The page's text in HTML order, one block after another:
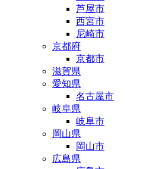
芦屋市
西宮市
尼崎市
京都府
京都市
滋賀県
愛知県
名古屋市
岐阜県
岐阜市
岡山県
岡山市
広島県